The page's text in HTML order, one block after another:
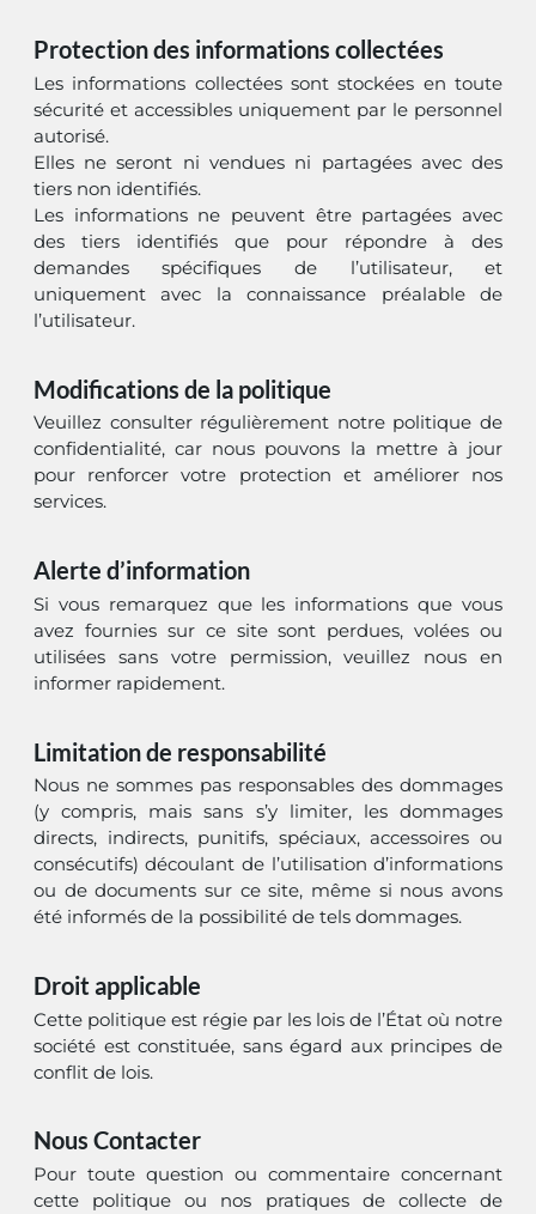
Protection des informations collectées
Les informations collectées sont stockées en toute
sécurité et accessibles uniquement par le personnel
autorisé.
Elles ne seront ni vendues ni partagées avec des
tiers non identifiés.
Les informations ne peuvent être partagées avec
des tiers identifiés que pour répondre à des
demandes spécifiques de l’utilisateur, et
uniquement avec la connaissance préalable de
l’utilisateur.
Modifications de la politique
Veuillez consulter régulièrement notre politique de
confidentialité, car nous pouvons la mettre à jour
pour renforcer votre protection et améliorer nos
services.
Alerte d’information
Si vous remarquez que les informations que vous
avez fournies sur ce site sont perdues, volées ou
utilisées sans votre permission, veuillez nous en
informer rapidement.
Limitation de responsabilité
Nous ne sommes pas responsables des dommages
(y compris, mais sans s’y limiter, les dommages
directs, indirects, punitifs, spéciaux, accessoires ou
consécutifs) découlant de l’utilisation d’informations
ou de documents sur ce site, même si nous avons
été informés de la possibilité de tels dommages.
Droit applicable
Cette politique est régie par les lois de l’État où notre
société est constituée, sans égard aux principes de
conflit de lois.
Nous Contacter
Pour toute question ou commentaire concernant
cette politique ou nos pratiques de collecte de